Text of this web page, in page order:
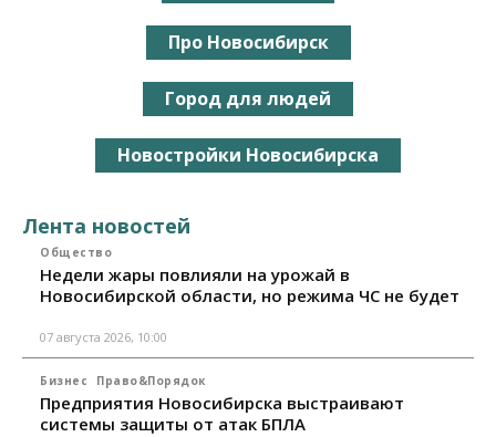
Про Новосибирск
Город для людей
Новостройки Новосибирска
Лента новостей
Общество
Недели жары повлияли на урожай в
Новосибирской области, но режима ЧС не будет
07 августа 2026, 10:00
Бизнес Право&Порядок
Предприятия Новосибирска выстраивают
системы защиты от атак БПЛА